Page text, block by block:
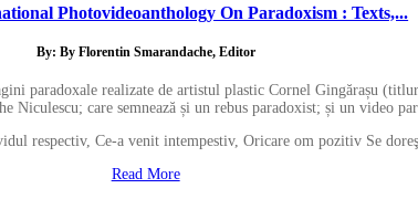
Photovideoanthology On Paradoxism : Texts,...
By: By Florentin Smarandache, Editor
paradoxale realizate de artistul plastic Cornel Gingărașu
Niculescu; care semnează și un rebus paradoxist; și un video
respectiv, Ce-a venit intempestiv, Oricare om pozitiv Se
Read More